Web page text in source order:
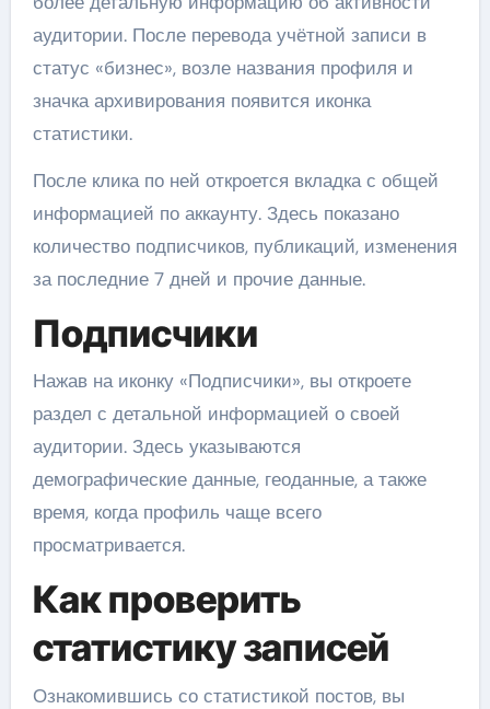
аудитории. После перевода учётной записи в
статус «бизнес», возле названия профиля и
значка архивирования появится иконка
статистики.
После клика по ней откроется вкладка с общей
информацией по аккаунту. Здесь показано
количество подписчиков, публикаций, изменения
за последние 7 дней и прочие данные.
Подписчики
Нажав на иконку «Подписчики», вы откроете
раздел с детальной информацией о своей
аудитории. Здесь указываются
демографические данные, геоданные, а также
время, когда профиль чаще всего
просматривается.
Как проверить
статистику записей
Ознакомившись со статистикой постов, вы